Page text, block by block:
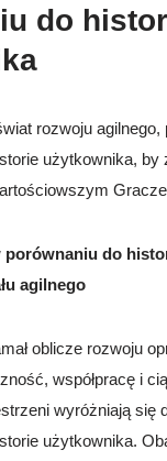
do
rozwoju agilnego,
użytkownika, by
porównaniu do
agilnego
oblicze rozwoju
współpracę i
wyróżniają się
użytkownika.